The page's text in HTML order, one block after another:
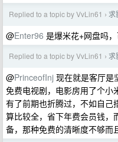
Replied to a topic by VvLin61 › 求
@Enter96 是爆米花+网盘吗
Replied to a topic by VvLin61 › 求
@PrinceofInj 现在就是客厅是
免费电视剧，电影房用了个小
有了前期也折腾过，不如自己
算比较全，省下年费会员钱，
备，那种免费的清晰度不够而